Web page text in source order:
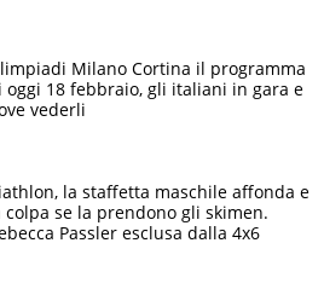
Milano Cortina il programma
oggi 18 febbraio, gli italiani in gara e
vederli
la staffetta maschile affonda e
colpa se la prendono gli skimen.
Passler esclusa dalla 4x6